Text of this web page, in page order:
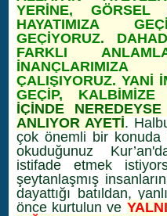
YERİNE, GÖRSEL
HAYATIMIZA
GEÇİYORUZ.
FARKLI
İNANÇLARIMIZA
ÇALIŞIYORUZ. YANİ
GEÇİP, KALBİMİZE
İÇİNDE
ANLIYOR AYETİ.
çok önemli bir konuda
okuduğunuz
istifade etmek
şeytanlaşmış
dayattığı batıldan,
önce kurtulun ve